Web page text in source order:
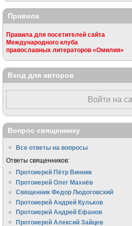
Правила
Правила для посетителей сайта
Международного клуба
православных литераторов «Омилия»
Вход для авторов
Войти на
Вопрос священнику
Все ответы на вопросы
Ответы священников:
Протоиерей Пётр Винник
Протоиерей Олег Махнёв
Священник Федор Людоговский
Протоиерей Андрей Кульков
Протоиерей Андрей Ефанов
Протоиерей Алексий Зайцев